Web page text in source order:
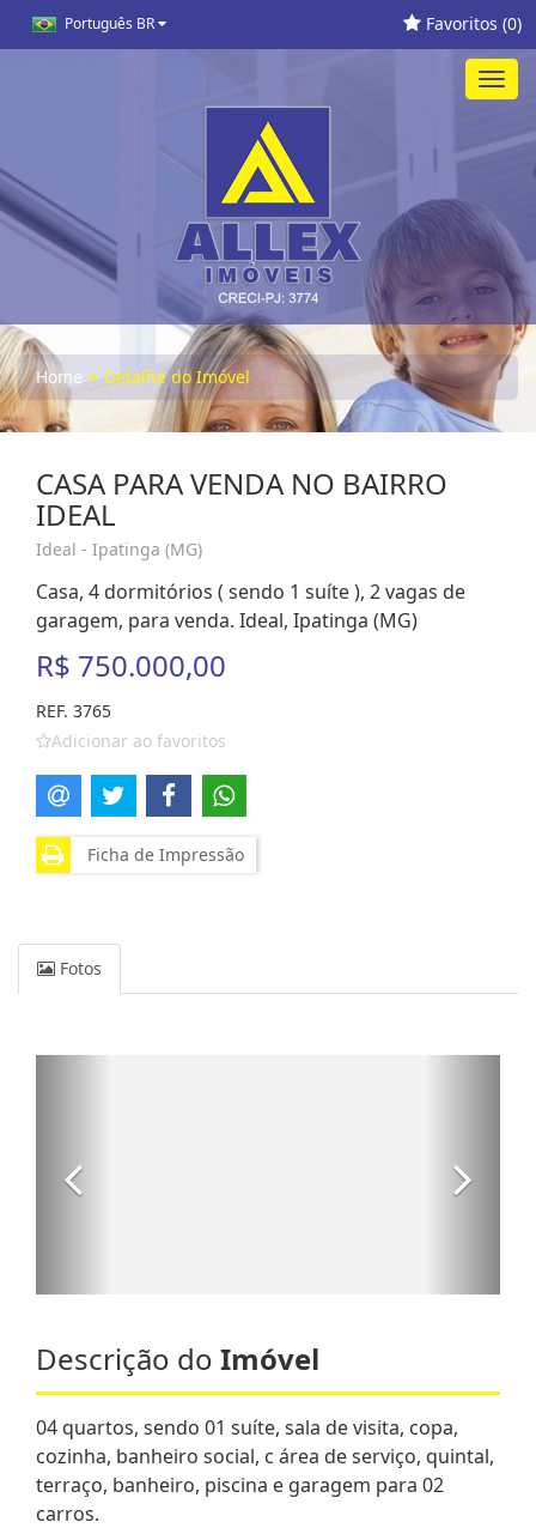
Português BR Favoritos (0)
Home Detalhe do Imóvel
CASA PARA VENDA NO BAIRRO
IDEAL
Ideal - Ipatinga (MG)
Casa, 4 dormitórios ( sendo 1 suíte ), 2 vagas de
garagem, para venda. Ideal, Ipatinga (MG)
R$ 750.000,00
REF. 3765
Adicionar ao favoritos
Ficha de Impressão
Fotos
Descrição do Imóvel
04 quartos, sendo 01 suíte, sala de visita, copa,
cozinha, banheiro social, c área de serviço, quintal,
terraço, banheiro, piscina e garagem para 02
carros.